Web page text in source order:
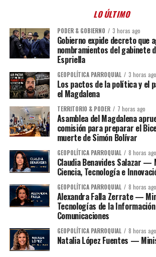
LO ÚLTIMO
PODER & GOBIERNO 3 horas ago
Gobierno expide decreto que
nombramientos del gabinete
Espriella
GEOPOLÍTICA PARROQUIAL 3 horas ago
Los pactos de la política y el
el Magdalena
TERRITORIO & PODER 7 horas ago
Asamblea del Magdalena
comisión para preparar el
muerte de Simón Bolívar
GEOPOLÍTICA PARROQUIAL 8 horas ago
Claudia Benavides Salazar —
Ciencia, Tecnología e
GEOPOLÍTICA PARROQUIAL 8 horas ago
Alexandra Falla Zerrate —
Tecnologías de la
Comunicaciones
GEOPOLÍTICA PARROQUIAL 8 horas ago
Natalia López Fuentes —